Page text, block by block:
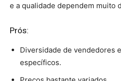
e a qualidade dependem muito
Prós:
Diversidade de vendedores
específicos.